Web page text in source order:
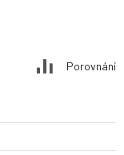
Porovnání